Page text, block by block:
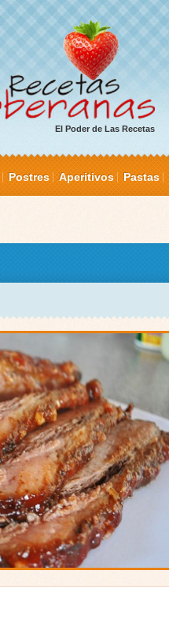
El Poder de Las Recetas
Postres Aperitivos Pastas